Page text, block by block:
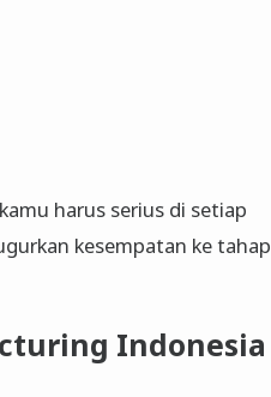
harus serius di setiap
kesempatan ke tahap
Indonesia